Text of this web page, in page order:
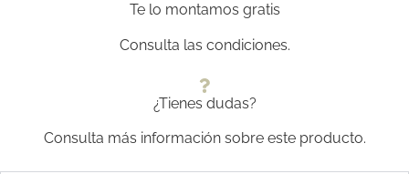
Te lo montamos gratis
Consulta las condiciones.
¿Tienes dudas?
Consulta más información sobre este producto.